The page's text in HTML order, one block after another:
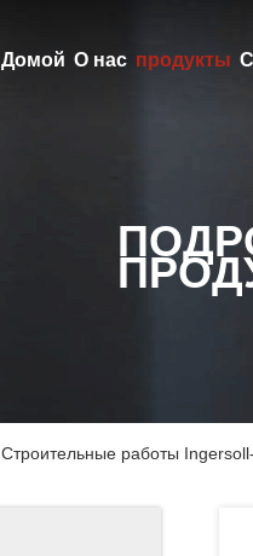
Домой О нас продукты
Строительные работы